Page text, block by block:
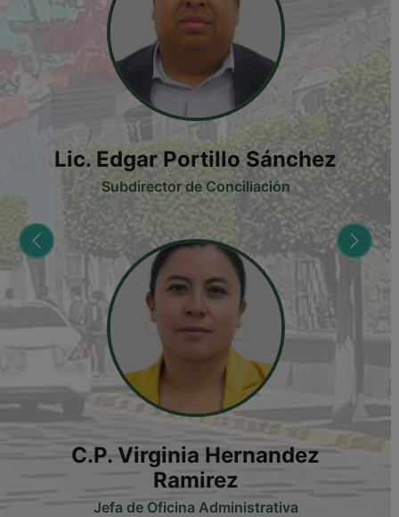
Lic. Edgar Portillo Sánchez
Subdirector de Conciliación
C.P. Virginia Hernandez
Ramirez
Jefa de Oficina Administrativa
Anterior